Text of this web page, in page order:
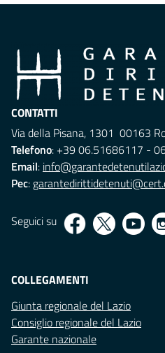
CONTATTI
Via della Pisana, 1301 00163
Telefono: +39 06.51686117 -
Email:
Pec:
Seguici su
COLLEGAMENTI
Giunta regionale del Lazio
Consiglio regionale del Lazio
Garante nazionale